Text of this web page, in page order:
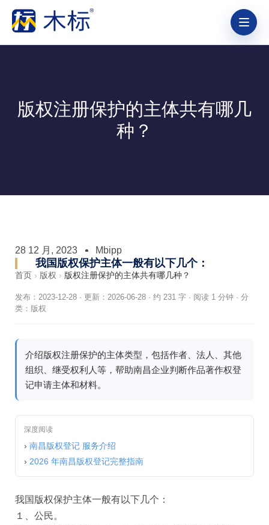
版权注册保护的主体共有哪几
种？
28 12 月, 2023 Mbipp
我国版权保护主体一般有以下几个：
首页 › 版权 › 版权注册保护的主体共有哪几种？
发布：2023-12-28 · 更新：2026-06-28 · 约 231 字 · 阅读 1 分钟 · 分
类： 版权
介绍版权注册保护的主体类型，包括作者、法人、其他
组织、继受权利人等，帮助南昌企业判断作品著作权登
记申请主体和材料。
深度阅读
› 南昌版权登记 服务介绍
› 2026 年南昌版权登记完整指南
我国版权保护主体一般有以下几个：
１、公民。